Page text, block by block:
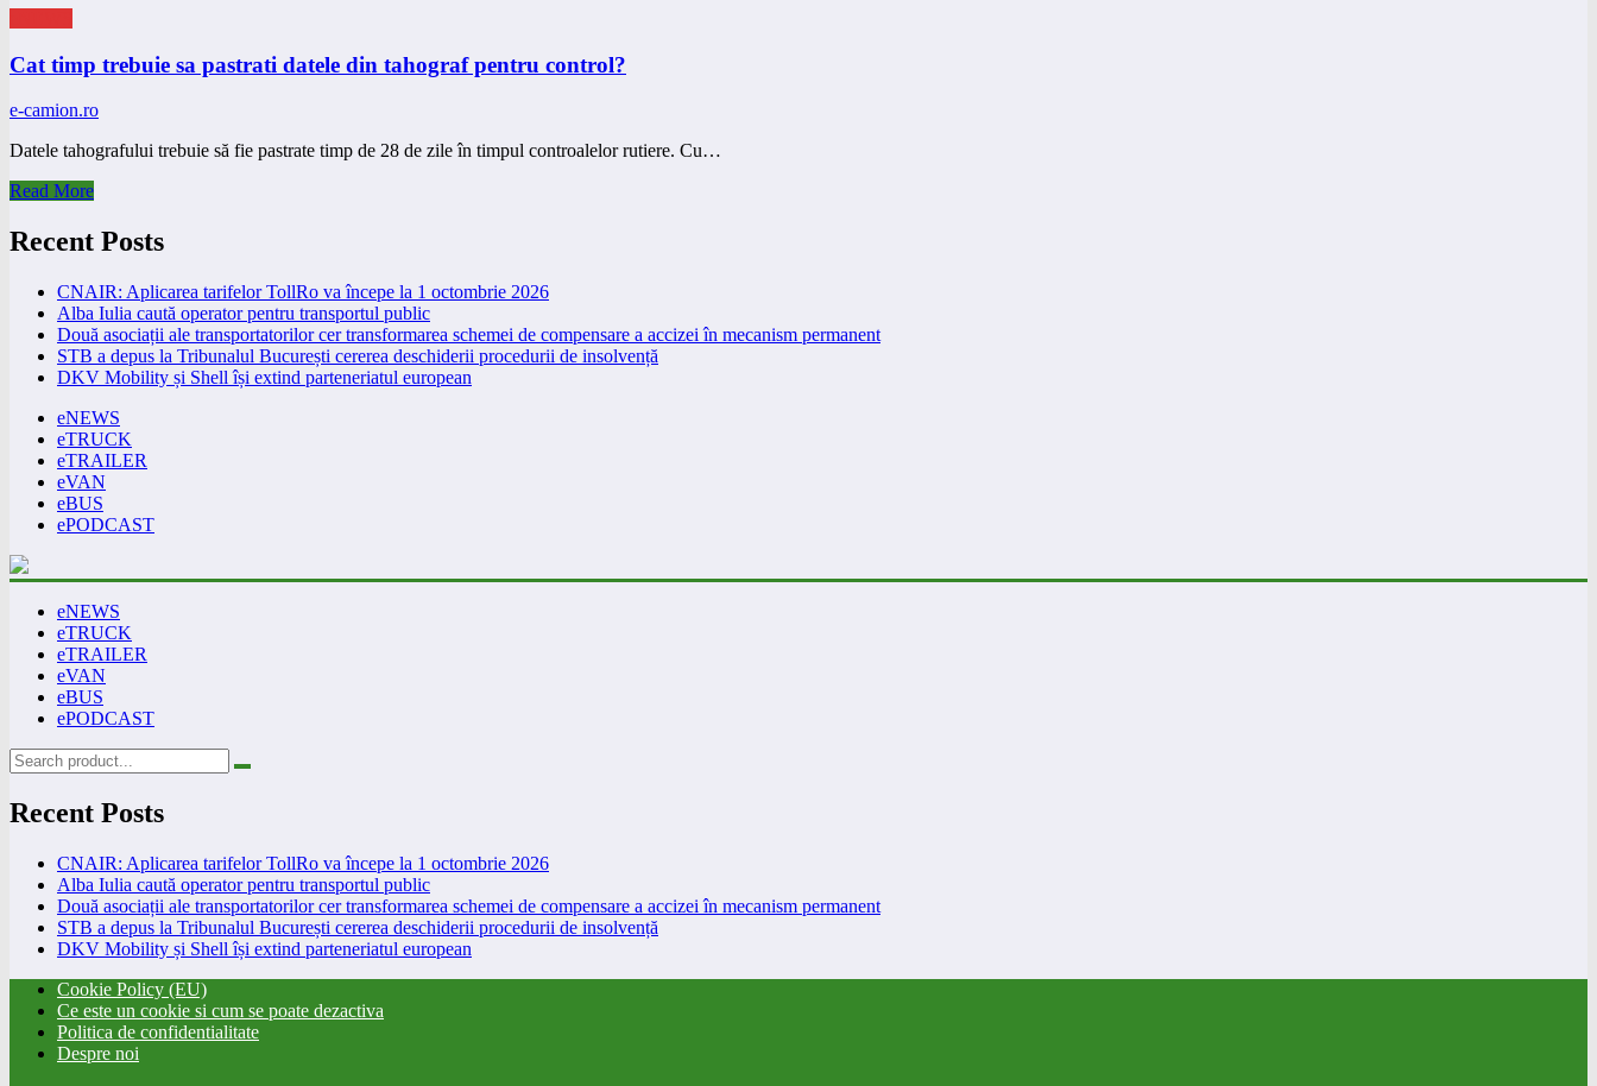
Cat timp trebuie sa pastrati datele din tahograf pentru control?
e-camion.ro
Datele tahografului trebuie să fie pastrate timp de 28 de zile în timpul controalelor rutiere. Cu…
Read More
Recent Posts
CNAIR: Aplicarea tarifelor TollRo va începe la 1 octombrie 2026
Alba Iulia caută operator pentru transportul public
Două asociații ale transportatorilor cer transformarea schemei de compensare a accizei în mecanism permanent
STB a depus la Tribunalul București cererea deschiderii procedurii de insolvență
DKV Mobility și Shell își extind parteneriatul european
eNEWS
eTRUCK
eTRAILER
eVAN
eBUS
ePODCAST
eNEWS
eTRUCK
eTRAILER
eVAN
eBUS
ePODCAST
Recent Posts
CNAIR: Aplicarea tarifelor TollRo va începe la 1 octombrie 2026
Alba Iulia caută operator pentru transportul public
Două asociații ale transportatorilor cer transformarea schemei de compensare a accizei în mecanism permanent
STB a depus la Tribunalul București cererea deschiderii procedurii de insolvență
DKV Mobility și Shell își extind parteneriatul european
Cookie Policy (EU)
Ce este un cookie si cum se poate dezactiva
Politica de confidentialitate
Despre noi